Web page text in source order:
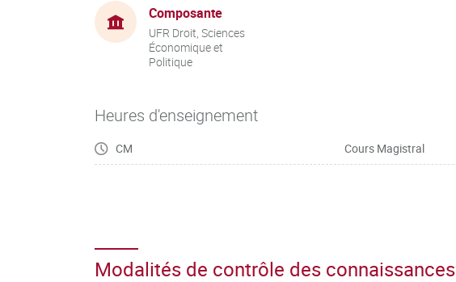
Composante
UFR Droit, Sciences
Économique et
Politique
Heures d'enseignement
CM Cours Magistral
Modalités de contrôle des connaissances